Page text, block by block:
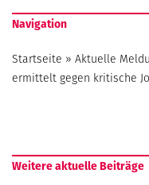
Navigation
Startseite » Aktuelle
ermittelt gegen kritische
Weitere aktuelle Beiträge